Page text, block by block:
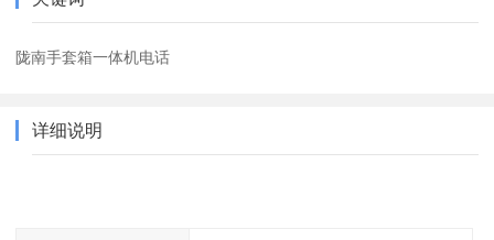
陇南手套箱一体机电话
详细说明